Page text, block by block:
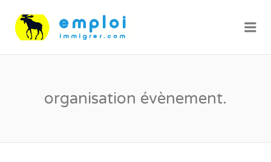
organisation évènement.